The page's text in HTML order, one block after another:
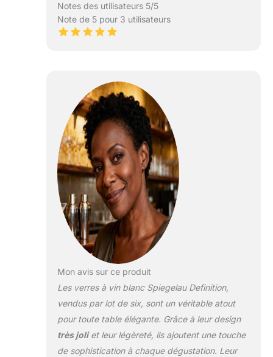
Notes des utilisateurs 5/5
Note de 5 pour 3 utilisateurs
Mon avis sur ce produit
Les verres à vin blanc Spiegelau Definition,
vendus par lot de six, sont un véritable atout
pour toute table élégante. Grâce à leur design
très joliet leur légèreté, ils ajoutent une touche
de sophistication à chaque dégustation. Leur